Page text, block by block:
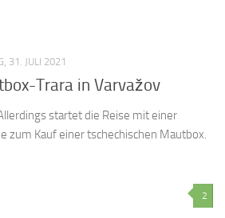
31. JULI 2021
Trara in Varvažov
startet die Reise mit einer
zum Kauf einer tschechischen Mautbox.
2